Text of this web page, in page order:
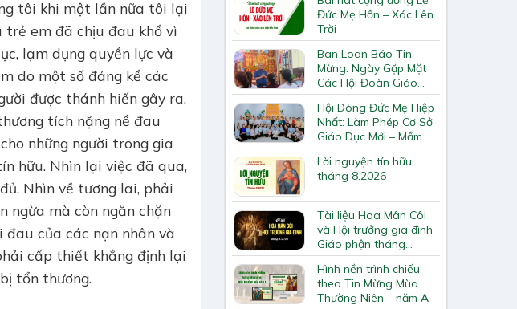
tôi khi một lần nữa tôi lại
trẻ em đã chịu đau khổ vì
lạm dụng quyền lực và
do một số đáng kể các
được thánh hiến gây ra.
tích nặng nề đau
những người trong gia
hữu. Nhìn lại việc đã qua,
Nhìn về tương lai, phải
ngừa mà còn ngăn chặn
của các nạn nhân và
cấp thiết khẳng định lại
tổn thương.
Chương
Đức Mẹ Hồn – Xác Lên
Trời
Ban Loan Báo Tin
Mừng: Ngày Gặp Mặt
Các Hội Đoàn Giáo
Hạt Bắc Giang
Hội Dòng Đức Mẹ Hiệp
Nhất: Làm Phép Cơ Sở
Giáo Dục Mới – Mầm
Non Thiên Ân
Lời nguyện tín hữu
tháng 8.2026
Tài liệu Hoa Mân Côi
và Hội trưởng gia đình
Giáo phận tháng
8.2026
Hình nền trình chiếu
theo Tin Mừng Mùa
Thường Niên – năm A